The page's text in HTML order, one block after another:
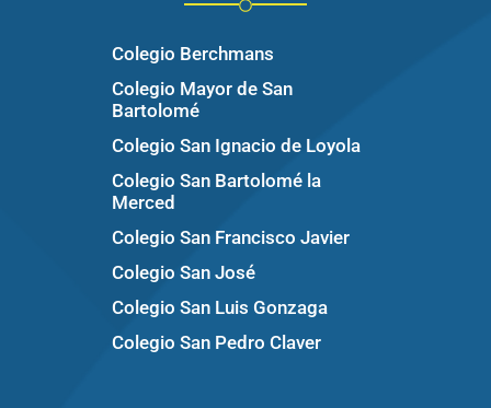
Colegio Berchmans
Colegio Mayor de San
Bartolomé
Colegio San Ignacio de Loyola
Colegio San Bartolomé la
Merced
Colegio San Francisco Javier
Colegio San José
Colegio San Luis Gonzaga
Colegio San Pedro Claver